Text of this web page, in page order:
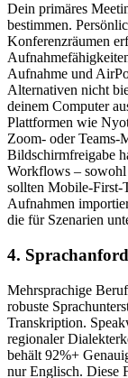
Dein primäres
bestimmen.
Konferenzräumen
Aufnahme und
Alternativen nicht
deinem Computer
Plattformen wie
Zoom- oder Teams-
Bildschirmfreigabe
Workflows – sowohl
sollten Mobile-First-
Aufnahmen
die für Szenarien
4.
Mehrsprachige
robuste
Transkription.
regionaler
behält 92%+
nur Englisch. Diese